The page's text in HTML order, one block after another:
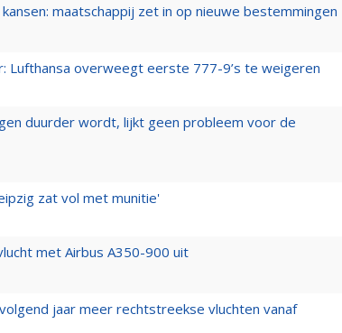
maatschappij zet in op nieuwe bestemmingen
Lufthansa overweegt eerste 777-9’s te weigeren
duurder wordt, lijkt geen probleem voor de
zat vol met munitie'
met Airbus A350-900 uit
jaar meer rechtstreekse vluchten vanaf